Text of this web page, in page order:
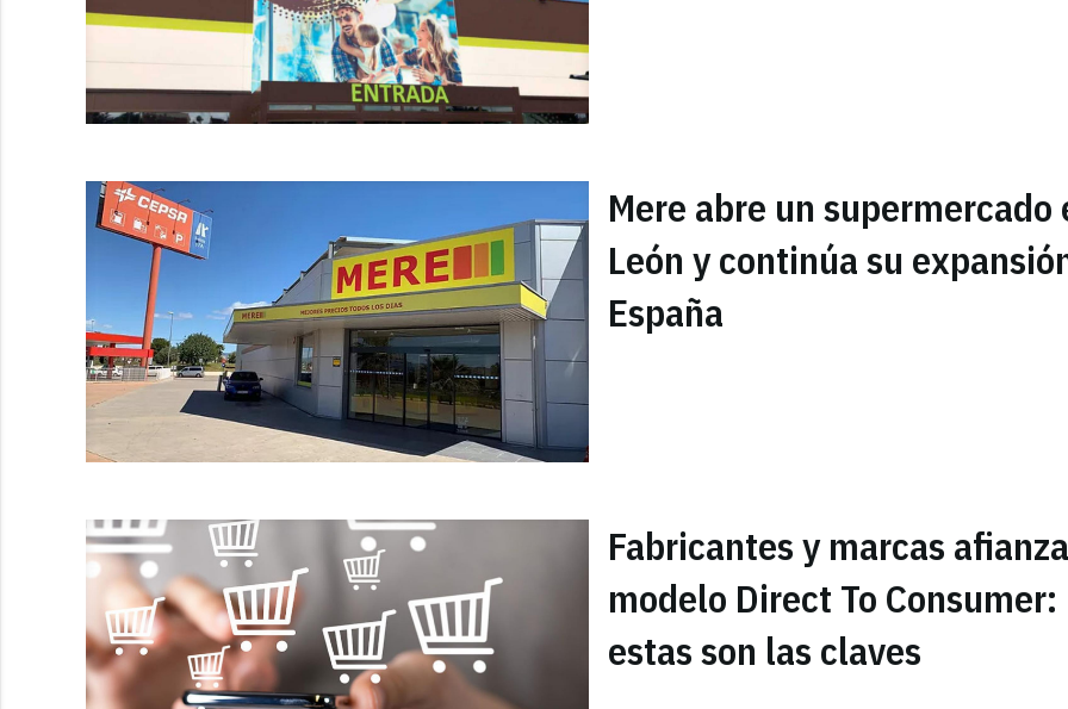
Mere abre un supermercado
León y continúa su
España
Fabricantes y marcas
modelo Direct To Consumer:
estas son las claves